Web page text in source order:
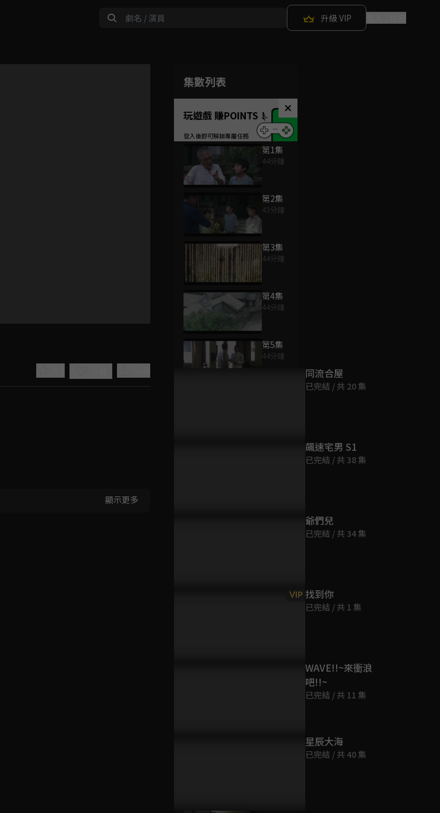
升級 VIP
集數列表
玩遊戲 賺POINTS！
第1集
44分鐘
第2集
43分鐘
第3集
44分鐘
第4集
44分鐘
第5集
44分鐘
顯示更多
為您推薦
同流合屋
已完結 / 共 20 集
飆速宅男 S1
已完結 / 共 38 集
爺們兒
已完結 / 共 34 集
VIP 找到你
已完結 / 共 1 集
WAVE!!~來衝浪
吧!!~
已完結 / 共 11 集
星辰大海
已完結 / 共 40 集